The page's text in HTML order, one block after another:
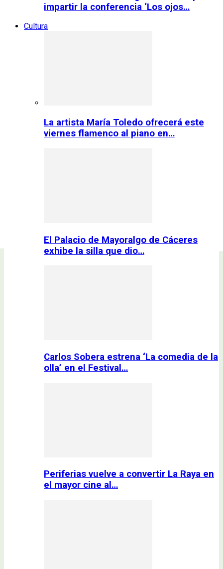
impartir la conferencia ‘Los ojos…
Cultura
La artista María Toledo ofrecerá este
viernes flamenco al piano en…
El Palacio de Mayoralgo de Cáceres
exhibe la silla que dio…
Carlos Sobera estrena ‘La comedia de la
olla’ en el Festival…
Periferias vuelve a convertir La Raya en
el mayor cine al…